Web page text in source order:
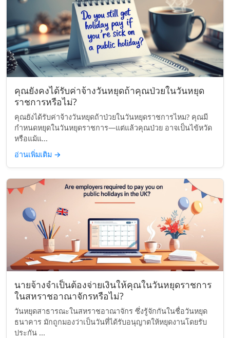
คุณยังคงได้รับค่าจ้างวันหยุดถ้าคุณป่วยในวันหยุด
ราชการหรือไม่?
คุณยังได้รับค่าจ้างวันหยุดถ้าป่วยในวันหยุดราชการไหม? คุณมี
กำหนดหยุดในวันหยุดราชการ—แต่แล้วคุณป่วย อาจเป็นไข้หวัด
หรือแม้แ...
อ่านเพิ่มเติม →
นายจ้างจำเป็นต้องจ่ายเงินให้คุณในวันหยุดราชการ
ในสหราชอาณาจักรหรือไม่?
วันหยุดสาธารณะในสหราชอาณาจักร ซึ่งรู้จักกันในชื่อวันหยุด
ธนาคาร มักถูกมองว่าเป็นวันที่ได้รับอนุญาตให้หยุดงานโดยรับ
ประกัน ...